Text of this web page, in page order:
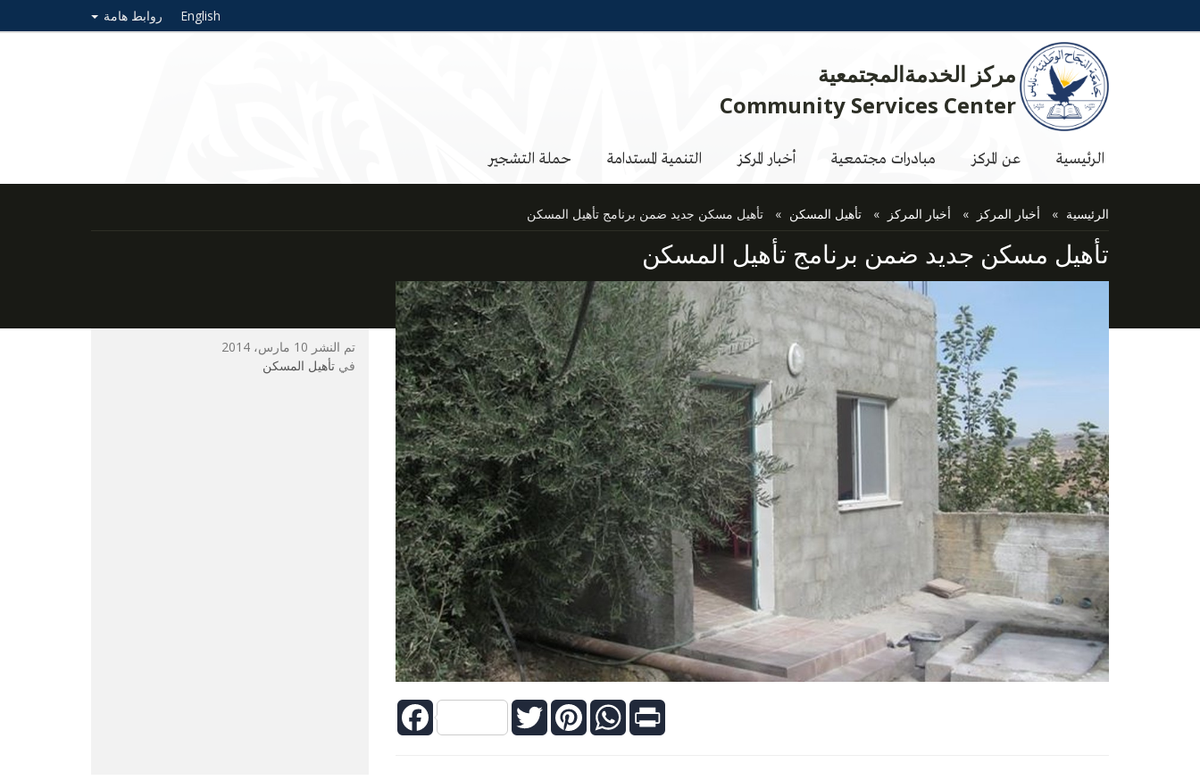
English روابط هامة
مركز الخدمةالمجتمعية
Community Services Center
الرئيسية عن المركز مبادرات مجتمعية أخبار المركز التنمية المستدامة حملة التشجير
الرئيسية أخبار المركز أخبار المركز تأهيل المسكن تأهيل مسكن جديد ضمن برنامج تأهيل المسكن
تأهيل مسكن جديد ضمن برنامج تأهيل المسكن
Facebook TwitterPinterestWhatsApp Print
تم النشر 10 مارس، 2014
في تأهيل المسكن